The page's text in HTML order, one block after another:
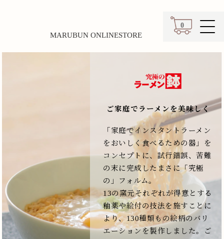
0
カート
MARUBUN ONLINESTORE
ご家庭でラーメンを美味しく
「家庭でインスタントラーメン
をおいしく食べるための器」を
コンセプトに、試行錯誤、苦難
の末に完成したまさに「究極
の」フォルム。
13の窯元それぞれが得意とする
釉薬や絵付の技法を施すことに
より、130種類もの絵柄のバリ
エーションを製作しました。ご